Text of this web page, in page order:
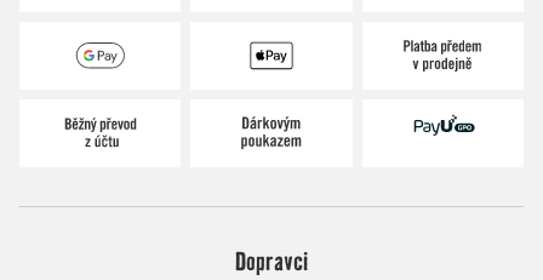
Dopravci